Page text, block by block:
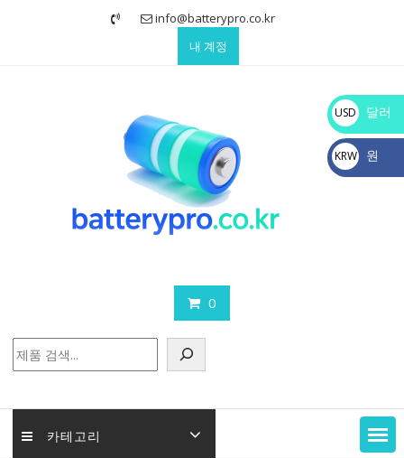
info@batterypro.co.kr
내 계정
0
색
카테고리
USD
$
달러
KRW
₩
원